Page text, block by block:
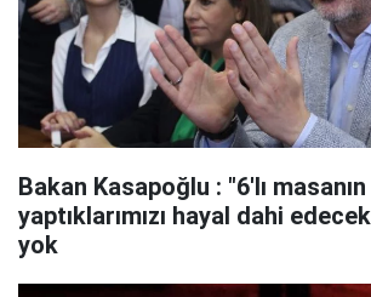
Bakan Kasapoğlu : "6'lı
yaptıklarımızı hayal dahi
yok